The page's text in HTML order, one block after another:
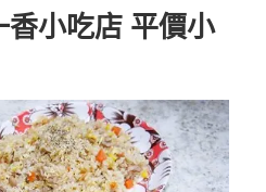
小吃店 平價小